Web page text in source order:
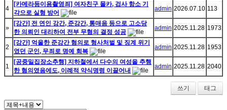
4
[카메라등이용촬영죄] 여자친구 몰카, 검사 항소 기
각으로 실형 방어
admin 2026.07.10 113
»
[강간] 전 연인 강간, 준강간, 통매음 등으로 고소당
한 의뢰인 대리하여 전부 무혐의 결정 성공
admin 2025.11.28 1973
2
[강간] 억울한 준강간 혐의로 형사처벌 및 징계 위기
였던 군인, 무죄로 명예 회복
admin 2025.11.28 1953
1
[공중밀집장소추행] 지하철에서 다수의 여성을 추행
한 혐의였음에도, 이례적 약식명령 이끌어내
admin 2025.11.28 2040
쓰기 태그